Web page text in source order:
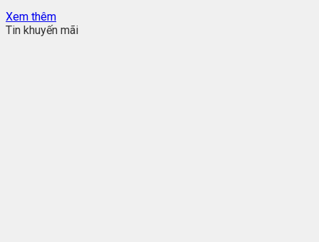
Xem thêm
Tin khuyến mãi